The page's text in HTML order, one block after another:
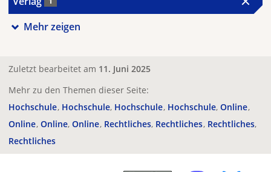
Mehr zeigen
Zuletzt bearbeitet am 11. Juni 2025
Mehr zu den Themen dieser Seite:
Hochschule Hochschule Hochschule Hochschule Online
Online Online Online Rechtliches Rechtliches Rechtliches
Rechtliches